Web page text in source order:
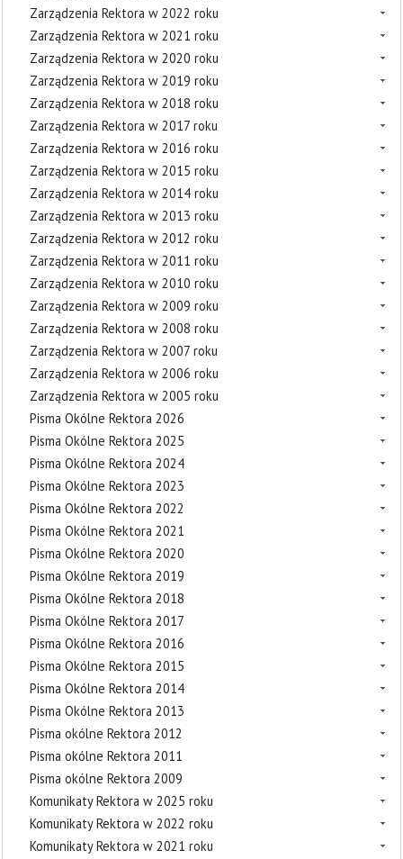
Zarządzenia Rektora w 2022 roku
Zarządzenia Rektora w 2021 roku
Zarządzenia Rektora w 2020 roku
Zarządzenia Rektora w 2019 roku
Zarządzenia Rektora w 2018 roku
Zarządzenia Rektora w 2017 roku
Zarządzenia Rektora w 2016 roku
Zarządzenia Rektora w 2015 roku
Zarządzenia Rektora w 2014 roku
Zarządzenia Rektora w 2013 roku
Zarządzenia Rektora w 2012 roku
Zarządzenia Rektora w 2011 roku
Zarządzenia Rektora w 2010 roku
Zarządzenia Rektora w 2009 roku
Zarządzenia Rektora w 2008 roku
Zarządzenia Rektora w 2007 roku
Zarządzenia Rektora w 2006 roku
Zarządzenia Rektora w 2005 roku
Pisma Okólne Rektora 2026
Pisma Okólne Rektora 2025
Pisma Okólne Rektora 2024
Pisma Okólne Rektora 2023
Pisma Okólne Rektora 2022
Pisma Okólne Rektora 2021
Pisma Okólne Rektora 2020
Pisma Okólne Rektora 2019
Pisma Okólne Rektora 2018
Pisma Okólne Rektora 2017
Pisma Okólne Rektora 2016
Pisma Okólne Rektora 2015
Pisma Okólne Rektora 2014
Pisma Okólne Rektora 2013
Pisma okólne Rektora 2012
Pisma okólne Rektora 2011
Pisma okólne Rektora 2009
Komunikaty Rektora w 2025 roku
Komunikaty Rektora w 2022 roku
Komunikaty Rektora w 2021 roku